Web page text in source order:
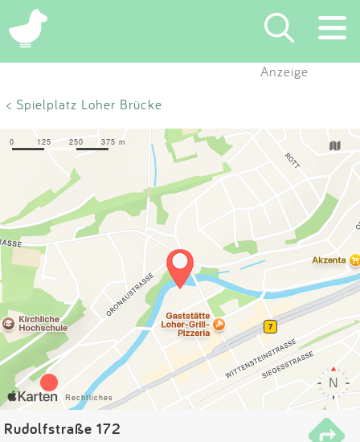
×
Suchen
Eintragen
App
Blog
Partner
Kontakt
Impressum
Anzeige
< Spielplatz Loher Brücke
Rudolfstraße 172